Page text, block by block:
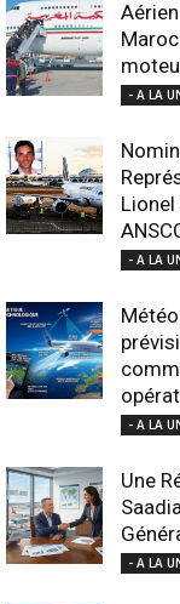
- A LA
- A LA
- A LA
Une
- A LA